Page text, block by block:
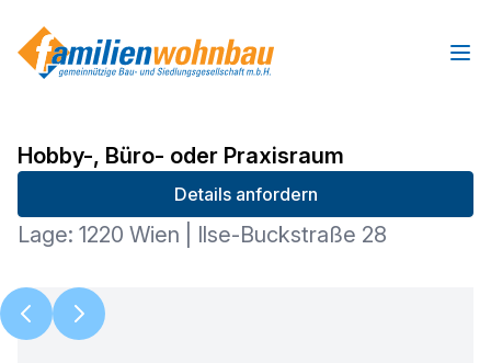
Hobby-, Büro- oder Praxisraum
Details anfordern
Lage: 1220 Wien | Ilse-Buckstraße 28